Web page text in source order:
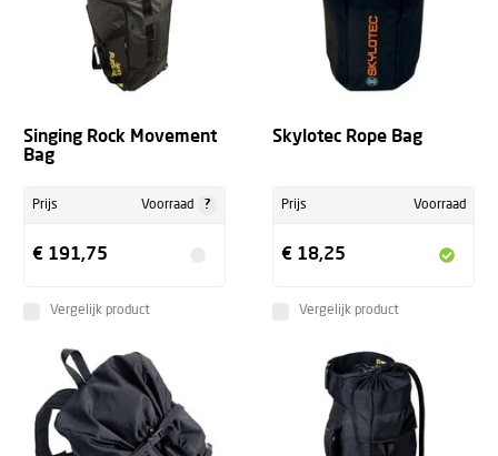
Singing Rock Movement
Bag
Prijs Voorraad ?
€ 191,75
Vergelijk product
Skylotec Rope Bag
Prijs Voorraad
€ 18,25
Vergelijk product